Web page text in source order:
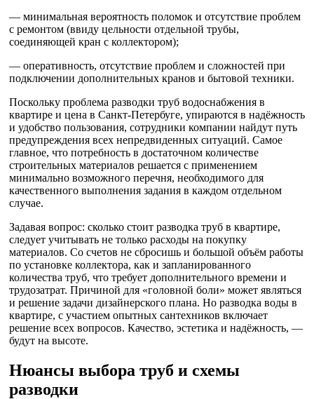
— минимальная вероятность поломок и отсутствие проблем
с ремонтом (ввиду цельности отдельной трубы,
соединяющей кран с коллектором);
— оперативность, отсутствие проблем и сложностей при
подключении дополнительных кранов и бытовой техники.
Поскольку проблема разводки труб водоснабжения в
квартире и цена в Санкт-Петербуге, упираются в надёжность
и удобство пользования, сотрудники компании найдут путь
предупреждения всех непредвиденных ситуаций. Самое
главное, что потребность в достаточном количестве
строительных материалов решается с применением
минимально возможного перечня, необходимого для
качественного выполнения задания в каждом отдельном
случае.
Задавая вопрос: сколько стоит разводка труб в квартире,
следует учитывать не только расходы на покупку
материалов. Со счетов не сбросишь и большой объём работы
по установке коллектора, как и запланированного
количества труб, что требует дополнительного времени и
трудозатрат. Причиной для «головной боли» может являться
и решение задачи дизайнерского плана. Но разводка воды в
квартире, с участием опытных сантехников включает
решение всех вопросов. Качество, эстетика и надёжность, —
будут на высоте.
Нюансы выбора труб и схемы
разводки